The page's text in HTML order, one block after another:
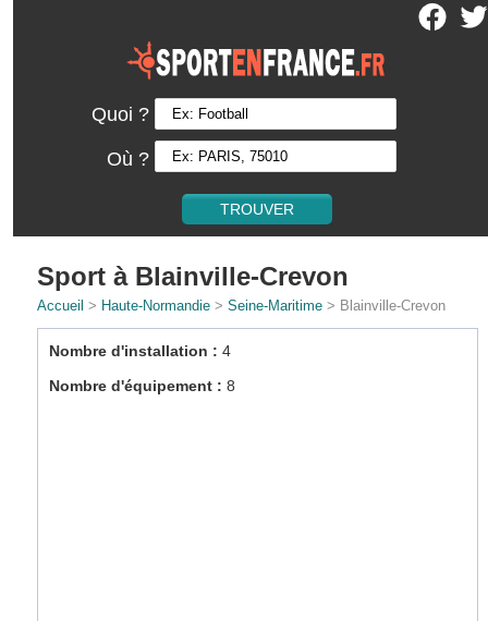
Quoi ?
Où ?
Sport à Blainville-Crevon
Accueil > Haute-Normandie >Seine-Maritime > Blainville-Crevon
Nombre d'installation :4
Nombre d'équipement :8